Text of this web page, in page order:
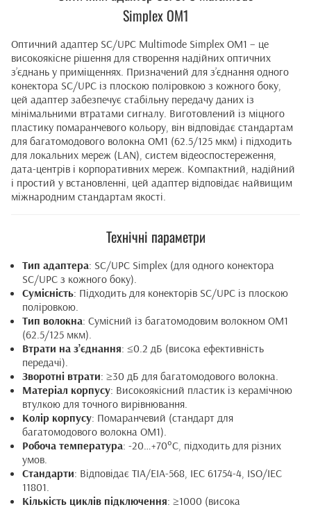
Simplex OM1
Оптичний адаптер SC/UPC Multimode Simplex OM1 – це
високоякісне рішення для створення надійних оптичних
з’єднань у приміщеннях. Призначений для з’єднання одного
конектора SC/UPC із плоскою поліровкою з кожного боку,
цей адаптер забезпечує стабільну передачу даних із
мінімальними втратами сигналу. Виготовлений із міцного
пластику помаранчевого кольору, він відповідає стандартам
для багатомодового волокна OM1 (62.5/125 мкм) і підходить
для локальних мереж (LAN), систем відеоспостереження,
дата-центрів і корпоративних мереж. Компактний, надійний
і простий у встановленні, цей адаптер відповідає найвищим
міжнародним стандартам якості.
Технічні параметри
Тип адаптера: SC/UPC Simplex (для одного конектора
SC/UPC з кожного боку).
Сумісність: Підходить для конекторів SC/UPC із плоскою
поліровкою.
Тип волокна: Сумісний із багатомодовим волокном OM1
(62.5/125 мкм).
Втрати на з’єднання: ≤0.2 дБ (висока ефективність
передачі).
Зворотні втрати: ≥30 дБ для багатомодового волокна.
Матеріал корпусу: Високоякісний пластик із керамічною
втулкою для точного вирівнювання.
Колір корпусу: Помаранчевий (стандарт для
багатомодового волокна OM1).
Робоча температура: -20…+70°C, підходить для різних
умов.
Стандарти: Відповідає TIA/EIA-568, IEC 61754-4, ISO/IEC
11801.
Кількість циклів підключення: ≥1000 (висока